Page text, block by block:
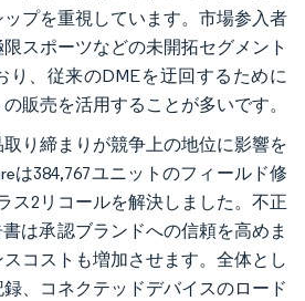
プを重視しています。市場参入者
スポーツなどの未開拓セグメント
り、従来のDMEを迂回するために
販売を活用することが多いです。
り締まりが競争上の地位に影響を
は384,767ユニットのフィールド修
ス2リコールを解決しました。不正
は承認ブランドへの信頼を高めま
コストも増加させます。全体とし
、コネクテッドデバイスのロード